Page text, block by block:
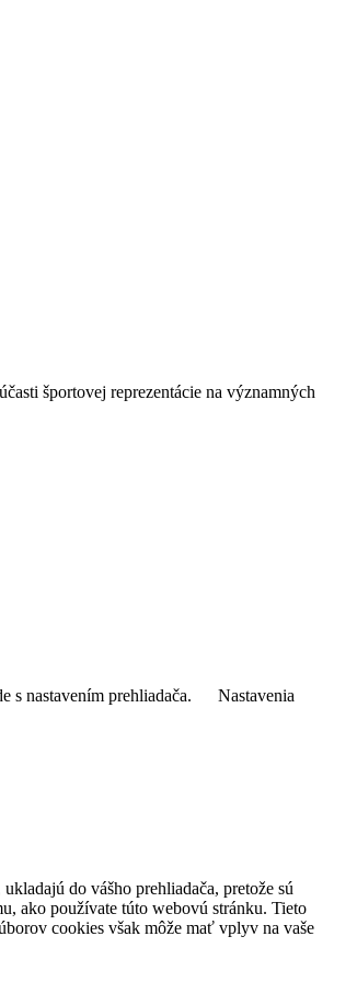
športovej reprezentácie na významných
s nastavením prehliadača.
Nastavenia
do vášho prehliadača, pretože sú
ako používate túto webovú stránku. Tieto
cookies však môže mať vplyv na vaše